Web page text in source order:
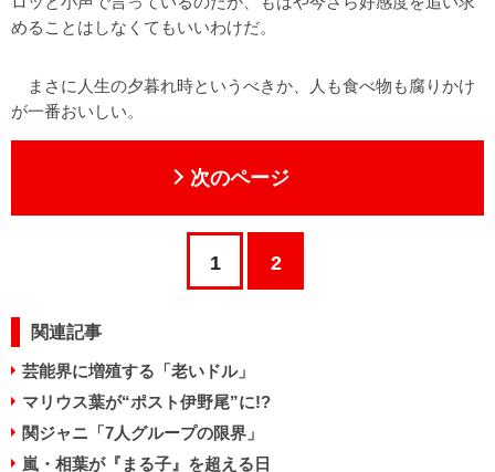
めることはしなくてもいいわけだ。
まさに人生の夕暮れ時というべきか、人も食べ物も腐りかけ
が一番おいしい。
次のページ
1 2
関連記事
芸能界に増殖する「老いドル」
マリウス葉が“ポスト伊野尾”に!?
関ジャニ「7人グループの限界」
嵐・相葉が『まる子』を超える日